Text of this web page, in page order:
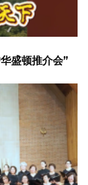
盛顿推介会”